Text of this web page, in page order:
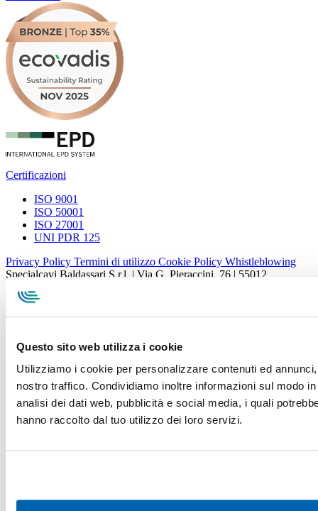
Questo sito web utilizza i cookie
Utilizziamo i cookie per personalizzare contenuti ed
nostro traffico. Condividiamo inoltre informazioni sul modo
analisi dei dati web, pubblicità e social media, i quali
hanno raccolto dal tuo utilizzo dei loro servizi.
Certificazioni
ISO 9001
ISO 50001
ISO 27001
UNI PDR 125
Privacy Policy Termini di utilizzo Cookie Policy Whistleblowing
Specialcavi Baldassari S.r.l. | Via G. Pieraccini, 76 | 55012
REA Lucca n. 137741 | Cap. Soc. 500.000 € i.v.